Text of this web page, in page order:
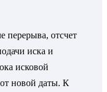
перерыва, отсчет
иска и
исковой
новой даты. К